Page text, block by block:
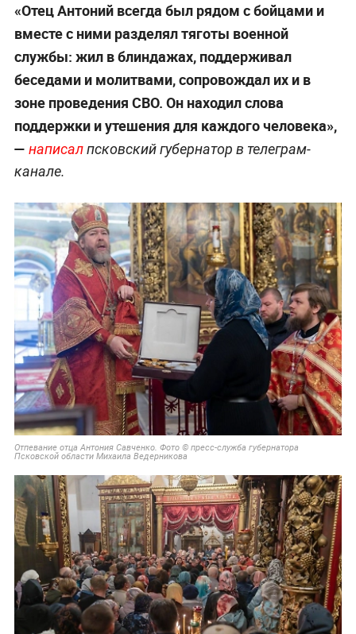
«Отец Антоний всегда был рядом с бойцами и
вместе с ними разделял тяготы военной
службы: жил в блиндажах, поддерживал
беседами и молитвами, сопровождал их и в
зоне проведения СВО. Он находил слова
поддержки и утешения для каждого человека»,
— написалпсковский губернатор в телеграм-
канале.
Отпевание отца Антония Савченко. Фото © пресс-служба губернатора
Псковской области Михаила Ведерникова